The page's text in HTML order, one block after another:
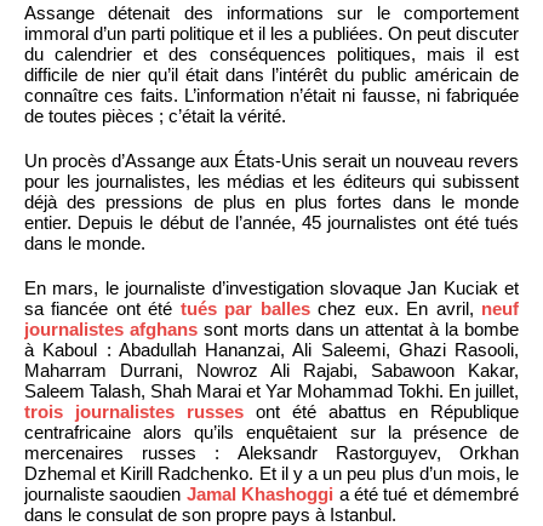
Assange détenait des informations sur le comportement
immoral d’un parti politique et il les a publiées. On peut discuter
du calendrier et des conséquences politiques, mais il est
difficile de nier qu’il était dans l’intérêt du public américain de
connaître ces faits. L’information n’était ni fausse, ni fabriquée
de toutes pièces ; c’était la vérité.
Un procès d’Assange aux États-Unis serait un nouveau revers
pour les journalistes, les médias et les éditeurs qui subissent
déjà des pressions de plus en plus fortes dans le monde
entier. Depuis le début de l’année, 45 journalistes ont été tués
dans le monde.
En mars, le journaliste d’investigation slovaque Jan Kuciak et
sa fiancée ont été tués par balleschez eux. En avril, neuf
journalistes afghanssont morts dans un attentat à la bombe
à Kaboul : Abadullah Hananzai, Ali Saleemi, Ghazi Rasooli,
Maharram Durrani, Nowroz Ali Rajabi, Sabawoon Kakar,
Saleem Talash, Shah Marai et Yar Mohammad Tokhi. En juillet,
trois journalistes russes ont été abattus en République
centrafricaine alors qu’ils enquêtaient sur la présence de
mercenaires russes : Aleksandr Rastorguyev, Orkhan
Dzhemal et Kirill Radchenko. Et il y a un peu plus d’un mois, le
journaliste saoudien Jamal Khashoggi a été tué et démembré
dans le consulat de son propre pays à Istanbul.